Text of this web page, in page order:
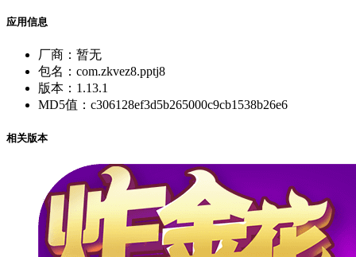
应用信息
厂商： 暂无
包名： com.zkvez8.pptj8
版本： 1.13.1
MD5值： c306128ef3d5b265000c9cb1538b26e6
相关版本